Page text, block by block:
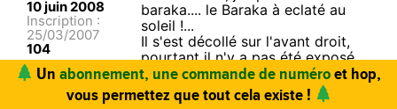
10 juin 2008
Inscription :
25/03/2007
104
messages
baraka.... le Baraka à eclaté au
soleil !...
Il s'est décollé sur l'avant droit,
pourtant il n'y a pas été exposé
très longtemps.
Fin de la descente pour moi. Et
comme Claude se retrouvait seul,
Vous trouvez ce site utile ? Vous aimez le magazine ?